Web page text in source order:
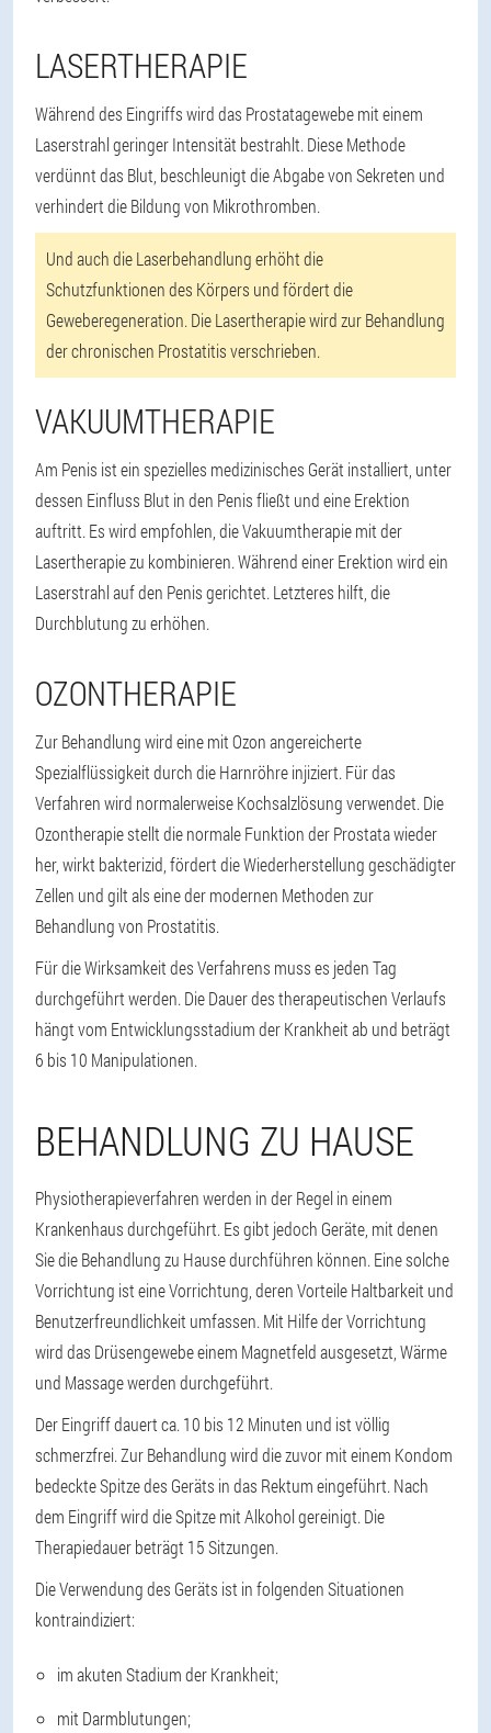
LASERTHERAPIE
Während des Eingriffs wird das Prostatagewebe mit einem
Laserstrahl geringer Intensität bestrahlt. Diese Methode
verdünnt das Blut, beschleunigt die Abgabe von Sekreten und
verhindert die Bildung von Mikrothromben.
Und auch die Laserbehandlung erhöht die
Schutzfunktionen des Körpers und fördert die
Geweberegeneration. Die Lasertherapie wird zur Behandlung
der chronischen Prostatitis verschrieben.
VAKUUMTHERAPIE
Am Penis ist ein spezielles medizinisches Gerät installiert, unter
dessen Einfluss Blut in den Penis fließt und eine Erektion
auftritt. Es wird empfohlen, die Vakuumtherapie mit der
Lasertherapie zu kombinieren. Während einer Erektion wird ein
Laserstrahl auf den Penis gerichtet. Letzteres hilft, die
Durchblutung zu erhöhen.
OZONTHERAPIE
Zur Behandlung wird eine mit Ozon angereicherte
Spezialflüssigkeit durch die Harnröhre injiziert. Für das
Verfahren wird normalerweise Kochsalzlösung verwendet. Die
Ozontherapie stellt die normale Funktion der Prostata wieder
her, wirkt bakterizid, fördert die Wiederherstellung geschädigter
Zellen und gilt als eine der modernen Methoden zur
Behandlung von Prostatitis.
Für die Wirksamkeit des Verfahrens muss es jeden Tag
durchgeführt werden. Die Dauer des therapeutischen Verlaufs
hängt vom Entwicklungsstadium der Krankheit ab und beträgt
6 bis 10 Manipulationen.
BEHANDLUNG ZU HAUSE
Physiotherapieverfahren werden in der Regel in einem
Krankenhaus durchgeführt. Es gibt jedoch Geräte, mit denen
Sie die Behandlung zu Hause durchführen können. Eine solche
Vorrichtung ist eine Vorrichtung, deren Vorteile Haltbarkeit und
Benutzerfreundlichkeit umfassen. Mit Hilfe der Vorrichtung
wird das Drüsengewebe einem Magnetfeld ausgesetzt, Wärme
und Massage werden durchgeführt.
Der Eingriff dauert ca. 10 bis 12 Minuten und ist völlig
schmerzfrei. Zur Behandlung wird die zuvor mit einem Kondom
bedeckte Spitze des Geräts in das Rektum eingeführt. Nach
dem Eingriff wird die Spitze mit Alkohol gereinigt. Die
Therapiedauer beträgt 15 Sitzungen.
Die Verwendung des Geräts ist in folgenden Situationen
kontraindiziert:
im akuten Stadium der Krankheit;
mit Darmblutungen;